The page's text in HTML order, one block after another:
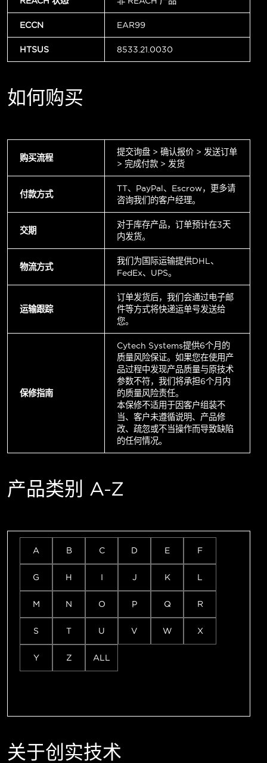
ECCN EAR99
HTSUS 8533.21.0030
如何购买
购买流程
提交询盘 > 确认报价 > 发送订单
> 完成付款 > 发货
付款方式
TT、PayPal、Escrow，更多请
咨询我们的客户经理。
交期
对于库存产品，订单预计在3天
内发货。
物流方式
我们为国际运输提供DHL、
FedEx、UPS。
运输跟踪
订单发货后，我们会通过电子邮
件等方式将快递运单号发送给
您。
保修指南
Cytech Systems提供6个月的
质量风险保证。如果您在使用产
品过程中发现产品质量与原技术
参数不符，我们将承担6个月内
的质量风险责任。
本保修不适用于因客户组装不
当、客户未遵循说明、产品修
改、疏忽或不当操作而导致缺陷
的任何情况。
产品类别 A-Z
A B C D E F
G H I J K L
M N O P Q R
S T U V W X
Y Z ALL
关于创实技术